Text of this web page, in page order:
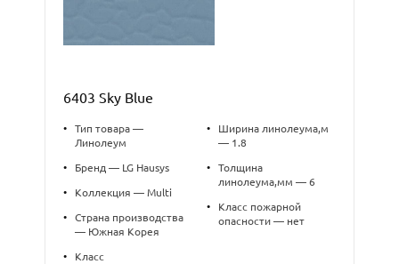
6403 Sky Blue
•
Тип товара —
Линолеум
• Бренд — LG Hausys
• Коллекция — Multi
•
Страна производства
— Южная Корея
•
Класс
•
Ширина линолеума,м
— 1.8
•
Толщина
линолеума,мм — 6
•
Класс пожарной
опасности — нет